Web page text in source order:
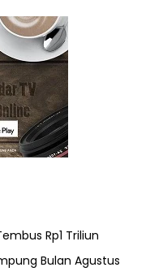
Rp1 Triliun
Bulan Agustus